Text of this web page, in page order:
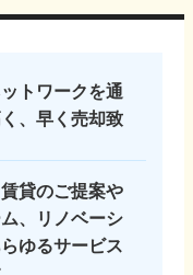
トワークを通
、早く売却致
貸のご提案や
、リノベーシ
ゆるサービス